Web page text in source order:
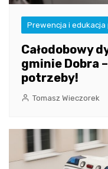
Prewencja i edukacja
Całodobowy
gminie Dobra
potrzeby!
Tomasz Wieczorek